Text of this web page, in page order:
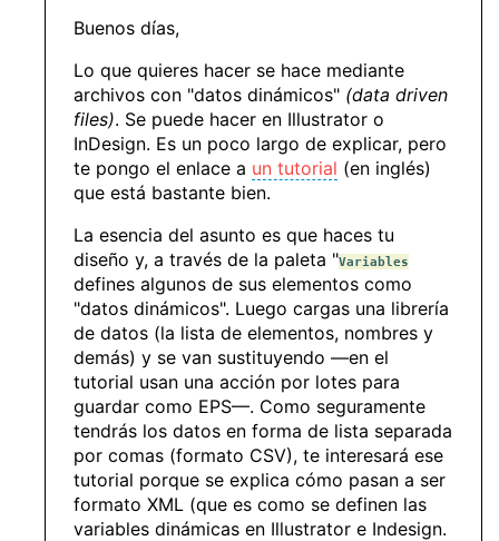
Buenos días,
Lo que quieres hacer se hace mediante
archivos con "datos dinámicos" (data driven
files). Se puede hacer en Illustrator o
InDesign. Es un poco largo de explicar, pero
te pongo el enlace a un tutorial (en inglés)
que está bastante bien.
La esencia del asunto es que haces tu
diseño y, a través de la paleta "Variables
defines algunos de sus elementos como
"datos dinámicos". Luego cargas una librería
de datos (la lista de elementos, nombres y
demás) y se van sustituyendo —en el
tutorial usan una acción por lotes para
guardar como EPS—. Como seguramente
tendrás los datos en forma de lista separada
por comas (formato CSV), te interesará ese
tutorial porque se explica cómo pasan a ser
formato XML (que es como se definen las
variables dinámicas en Illustrator e Indesign.